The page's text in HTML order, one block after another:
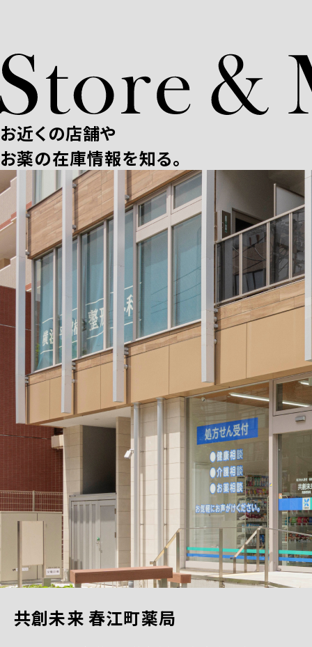
お近くの店舗や
お薬の在庫情報を知る。
共創未来 春江町薬局